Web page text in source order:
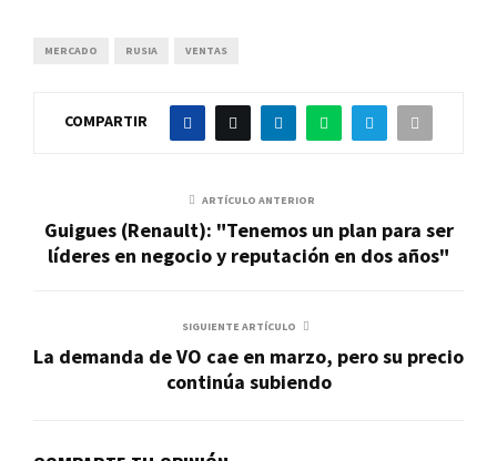
MERCADO RUSIA VENTAS
COMPARTIR
ARTÍCULO ANTERIOR
Guigues (Renault): "Tenemos un plan para ser
líderes en negocio y reputación en dos años"
SIGUIENTE ARTÍCULO
La demanda de VO cae en marzo, pero su precio
continúa subiendo